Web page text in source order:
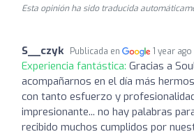
Esta opinión ha sido traducida
S__czyk Publicada en 1 year ago
Experiencia fantástica: Gracias a
acompañarnos en el día más
con tanto esfuerzo y
impresionante... no hay palabras
recibido muchos cumplidos por